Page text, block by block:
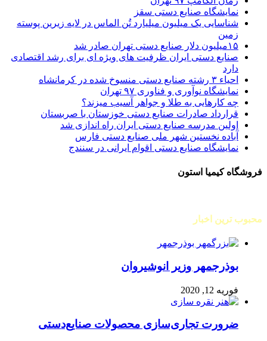
نمایشگاه صنایع دستی سقز
شناسایی یک میلیون میلیارد تُن الماس در لایه زیرین پوسته
زمین
۱۵میلیون دلار صنایع دستی تهران صادر شد
صنایع دستی ایران ظرفیت های ویژه ای برای رشد اقتصادی
دارد
احیاء ۳ رشته صنایع دستی منسوخ شده در کرمانشاه
نمایشگاه نوآوری و فناوری ۹۷ تهران
چه کارهایی به طلا و جواهر آسیب میزند؟
قرارداد صادرات صنایع دستی خوزستان با صربستان
اولین مدرسه صنایع دستی ایران راه اندازی شد
آباده نخستین شهر ملی صنایع دستی فارس
نمایشگاه صنایع دستی اقوام ایرانی در سنندج
فروشگاه کیمیا استون
محبوب ترین اخبار
بوذرجمهر وزیر انوشیروان
فوریه 12, 2020
ضرورت تجاری‌سازی محصولات صنایع‌دستی